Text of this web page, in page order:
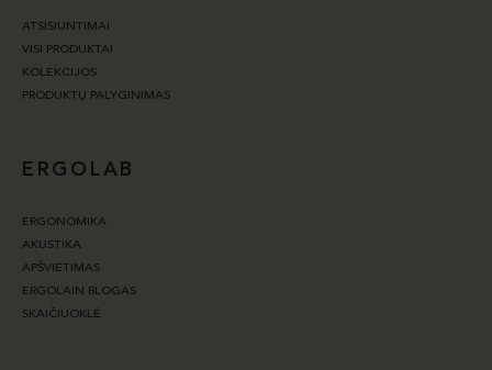
ATSISIUNTIMAI
VISI PRODUKTAI
KOLEKCIJOS
PRODUKTŲ PALYGINIMAS
ERGOLAB
ERGONOMIKA
AKUSTIKA
APŠVIETIMAS
ERGOLAIN BLOGAS
SKAIČIUOKLĖ